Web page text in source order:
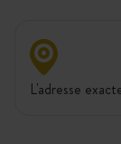
L'adresse